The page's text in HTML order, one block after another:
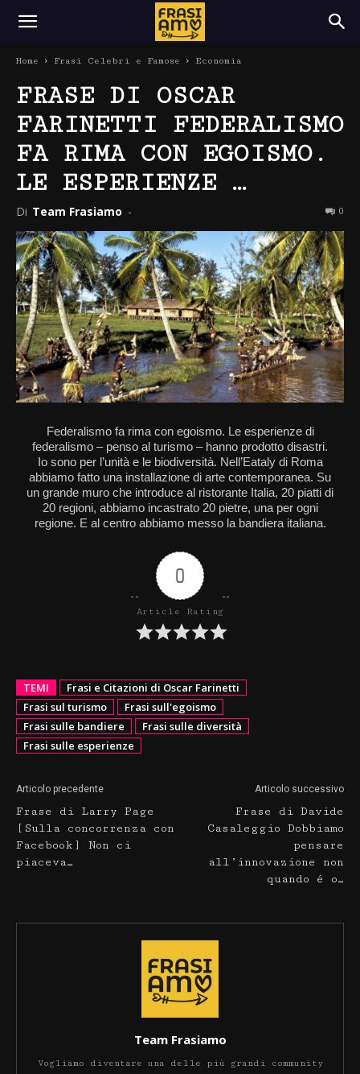
Home Frasi Celebri e Famose Economia
FRASE DI OSCAR
FARINETTI FEDERALISMO
FA RIMA CON EGOISMO.
LE ESPERIENZE …
Di Team Frasiamo - 0
Federalismo fa rima con egoismo. Le esperienze di
federalismo – penso al turismo – hanno prodotto disastri.
Io sono per l’unità e le biodiversità. Nell’Eataly di Roma
abbiamo fatto una installazione di arte contemporanea. Su
un grande muro che introduce al ristorante Italia, 20 piatti di
20 regioni, abbiamo incastrato 20 pietre, una per ogni
regione. E al centro abbiamo messo la bandiera italiana.
0
Article Rating
TEMI
Frasi e Citazioni di Oscar Farinetti
Frasi sul turismo
Frasi sull'egoismo
Frasi sulle bandiere
Frasi sulle diversità
Frasi sulle esperienze
Articolo precedente
Frase di Larry Page
[Sulla concorrenza con
Facebook] Non ci
piaceva…
Articolo successivo
Frase di Davide
Casaleggio Dobbiamo
pensare
all’innovazione non
quando é o…
Team Frasiamo
Vogliamo diventare una delle più grandi community